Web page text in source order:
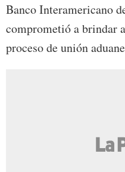
Banco Interamericano
comprometió a brindar
proceso de unión